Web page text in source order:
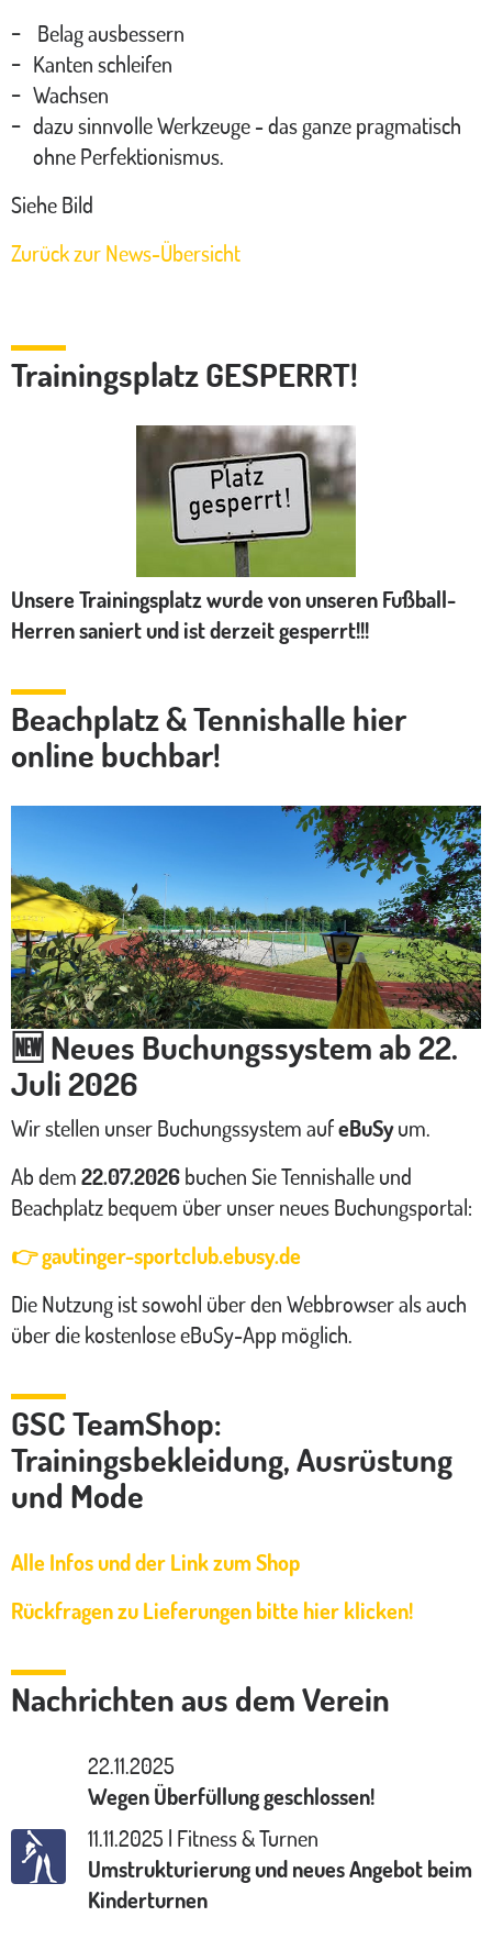
Belag ausbessern
Kanten schleifen
Wachsen
dazu sinnvolle Werkzeuge - das ganze pragmatisch
ohne Perfektionismus.
Siehe Bild
Zurück zur News-Übersicht
Trainingsplatz GESPERRT!
Unsere Trainingsplatz wurde von unseren Fußball-
Herren saniert und ist derzeit gesperrt!!!
Beachplatz & Tennishalle hier
online buchbar!
🆕 Neues Buchungssystem ab 22.
Juli 2026
Wir stellen unser Buchungssystem aufeBuSyum.
Ab dem22.07.2026buchen Sie Tennishalle und
Beachplatz bequem über unser neues Buchungsportal:
👉 gautinger-sportclub.ebusy.de
Die Nutzung ist sowohl über den Webbrowser als auch
über die kostenlose eBuSy-App möglich.
GSC TeamShop:
Trainingsbekleidung, Ausrüstung
und Mode
Alle Infos und der Link zum Shop
Rückfragen zu Lieferungen bitte hier klicken!
Nachrichten aus dem Verein
22.11.2025
Wegen Überfüllung geschlossen!
11.11.2025 | Fitness & Turnen
Umstrukturierung und neues Angebot beim
Kinderturnen